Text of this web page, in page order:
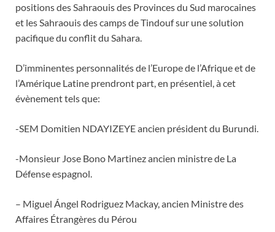
positions des Sahraouis des Provinces du Sud marocaines
et les Sahraouis des camps de Tindouf sur une solution
pacifique du conflit du Sahara.
D’imminentes personnalités de l’Europe de l’Afrique et de
l’Amérique Latine prendront part, en présentiel, à cet
évènement tels que:
-SEM Domitien NDAYIZEYE ancien président du Burundi.
-Monsieur Jose Bono Martinez ancien ministre de La
Défense espagnol.
– Miguel Ángel Rodriguez Mackay, ancien Ministre des
Affaires Étrangères du Pérou